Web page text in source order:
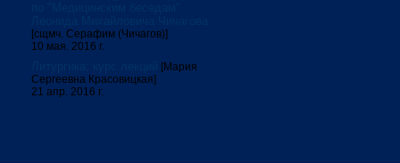
[сщмч. Серафим (Чичагов)]
10 мая. 2016 г.
[Мария
Сергеевна Красовицкая]
21 апр. 2016 г.